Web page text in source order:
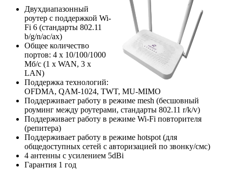
Двухдиапазонный
роутер с поддержкой Wi-
Fi 6 (стандарты 802.11
b/g/n/ac/ax)
Общее количество
портов: 4 х 10/100/1000
Мб/с (1 x WAN, 3 x
LAN)
Поддержка технологий:
OFDMA, QAM-1024, TWT, MU-MIMO
Поддерживает работу в режиме mesh (бесшовный
роуминг между роутерами, стандарты 802.11 r/k/v)
Поддерживает работу в режиме Wi-Fi повторителя
(репитера)
Поддерживает работу в режиме hotspot (для
общедоступных сетей с авторизацией по звонку/смс)
4 антенны с усилением 5dBi
Гарантия 1 год